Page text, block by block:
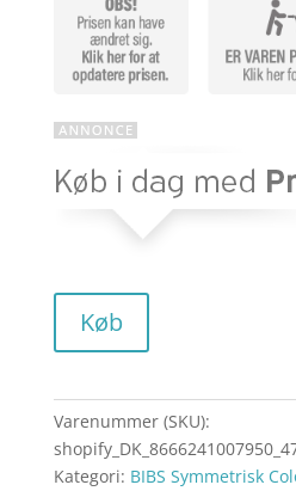
Køb
Varenummer (SKU):
Kategori: BIBS Symmetrisk